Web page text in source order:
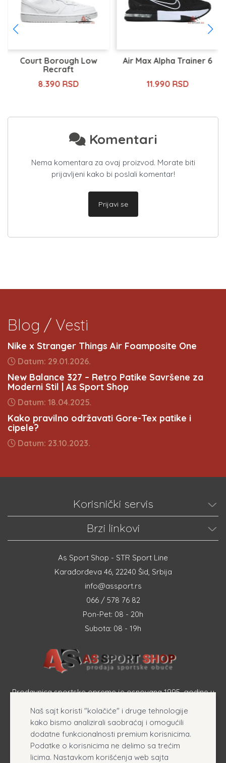
Court Borough Low
Recraft
8.390 RSD
Air Max Alpha Trainer 6
11.990 RSD
Komentari
Nema komentara za ovaj proizvod. Morate biti
prijavljeni kako bi poslali komentar!
Prijavi se
Blog / Vesti
Nike x Stranger Things Air Foamposite One
Datum: 29.01.2026.
New Balance 327 – Retro Patike Savršene za
Moderni Stil | As Sport Shop
Datum: 18.04.2025.
Kako pravilno održavati Gore-Tex patike i
cipele?
Datum: 23.10.2023.
Korisnički servis
Brzi linkovi
As Sport Shop - STR Sport Line
Karađorđeva 46, 22240 Šid, Srbija
info@assport.rs
066 / 578 76 82
Pon-Pet: 08 - 20h
Subota: 08 - 19h
Prodavnica sportske opreme je osnovana 1995. godine u
opreme, originalnih patika i sportske odeće online.
Naš sajt koristi "kolačiće" i druge tehnologije
kako bismo analizirali saobraćaj i omogućili
dodatne funkcionalnosti premium korisnicima.
Podatke o korisnicima ne delimo sa trećim
licima. Nastavkom korišćenja web sajta